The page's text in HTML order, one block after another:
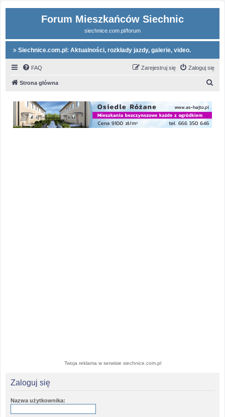
Forum Mieszkańców Siechnic
siechnice.com.pl/forum
Siechnice.com.pl: Aktualności, rozkłady jazdy, galerie, video.
FAQ Zaloguj się
Zarejestruj się
Strona główna
Twoja reklama w serwisie siechnice.com.pl
Zaloguj się
Nazwa użytkownika: